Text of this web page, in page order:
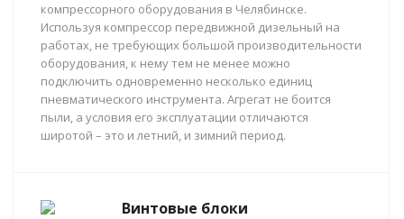
компрессорного оборудования в Челябинске.
Используя компрессор передвижной дизельный на
работах, не требующих большой производительности
оборудования, к нему тем не менее можно
подключить одновременно несколько единиц
пневматического инструмента. Агрегат не боится
пыли, а условия его эксплуатации отличаются
широтой – это и летний, и зимний период.
Винтовые блоки